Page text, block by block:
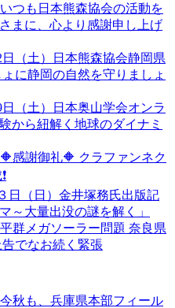
いつも日本熊森協会の活動を
まに、心より感謝申し上げ
日（土）日本熊森協会静岡県
に静岡の自然を守りましょ
日（土）日本奥山学会オンラ
から紐解く地球のダイナミ
🔶感謝御礼🔶 クラファンネク
日（日）金井塚務氏出版記
～大量出没の謎を解く」
平群メガソーラー問題 奈良県
でなお続く緊張
今秋も、兵庫県本部フィール